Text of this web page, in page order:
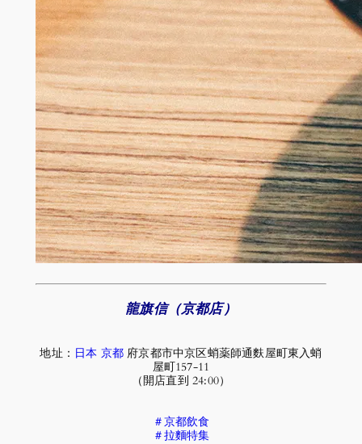
龍旗信（京都店）
地址： 日本 京都 府京都市中京区蛸薬師通麩屋町東入蛸
屋町157-11
（開店直到 24:00）
＃京都飲食
＃拉麵特集